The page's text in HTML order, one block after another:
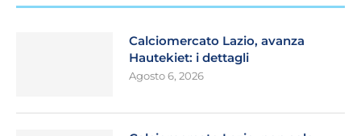
Calciomercato Lazio, avanza
Hautekiet: i dettagli
Agosto 6, 2026